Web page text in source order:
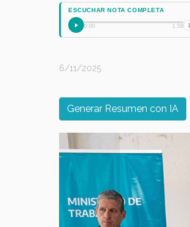
ESCUCHAR NOTA COMPLETA
0:00 1:58
6/11/2025
Generar Resumen con IA